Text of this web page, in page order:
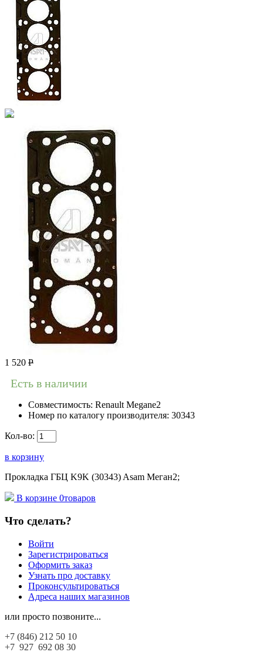
1 520 Р
Есть в наличии
Совместимость: Renault Megane2
Номер по каталогу производителя: 30343
Кол-во:
в корзину
Прокладка ГБЦ K9K (30343) Asam Меган2;
В корзине 0товаров
Что сделать?
Войти
Зарегистрироваться
Оформить заказ
Узнать про доставку
Проконсультироваться
Адреса наших магазинов
или просто позвоните...
+7 (846) 212 50 10
+7 927 692 08 30